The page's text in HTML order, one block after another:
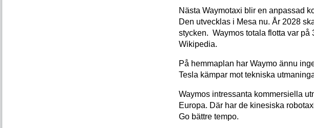
Nästa Waymotaxi blir en anpassad
Den utvecklas i Mesa nu. År 2028
stycken. Waymos totala flotta var på
Wikipedia.
På hemmaplan har Waymo ännu
Tesla kämpar mot tekniska
Waymos intressanta kommersiella
Europa. Där har de kinesiska
Go bättre tempo.